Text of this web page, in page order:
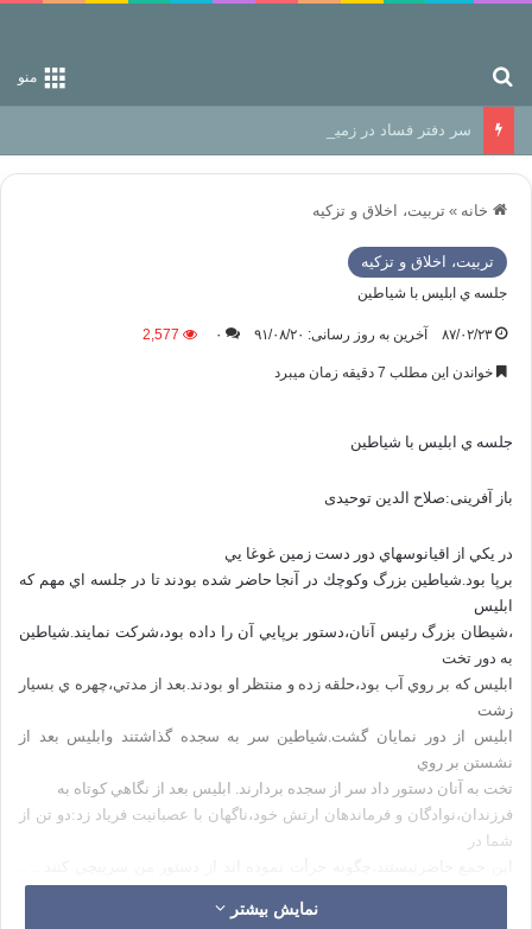
منو
سر دفتر فساد در زمین‌، دوری وکناره‌گیری از راه خداست‌!
خانه » تربیت، اخلاق و تزکیه
تربیت، اخلاق و تزکیه
جلسه ي ابلیس با شیاطین
۸۷/۰۲/۲۳ آخرین به روز رسانی: ۹۱/۰۸/۲۰ ۰ 2,577
خواندن این مطلب 7 دقیقه زمان میبرد
جلسه ي ابلیس با شیاطین
باز آفرينی:صلاح الدين توحيدی
در يكي از اقيانوسهاي دور دست زمين غوغا يي
برپا بود.شياطين بزرگ وكوچك در آنجا حاضر شده بودند تا در جلسه اي مهم كه
ابليس
،شيطان بزرگ رئيس آنان،دستور برپايي آن را داده بود،شركت نمايند.شياطين
به دور تخت
ابليس كه بر روي آب بود،حلقه زده و منتظر او بودند.بعد از مدتي،چهره ي بسيار
زشت
ابليس از دور نمايان گشت.شياطين سر به سجده گذاشتند وابليس بعد از
نشستن بر روي
تخت به آنان دستور داد سر از سجده بردارند. ابليس بعد از نگاهي كوتاه به
فرزندان،نوادگان و فرماندهان ارتش خود،ناگهان با عصبانيت فرياد زد:دو تن از
شما در
هنوز
سخنان ابليس تمام نشده بود كه آن دو تن در ميان جمع شياطين حاضر شدند
نمایش بیشتر